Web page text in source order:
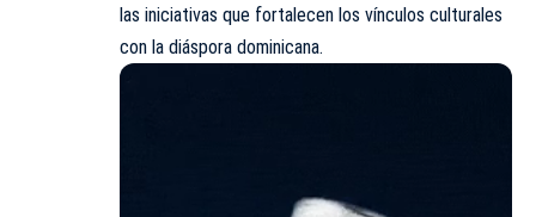
las iniciativas que fortalecen los vínculos culturales
con la diáspora dominicana.